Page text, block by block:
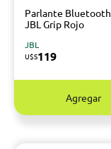
Parlante Bluetooth
JBL Grip Rojo
JBL
U$S119
Agregar